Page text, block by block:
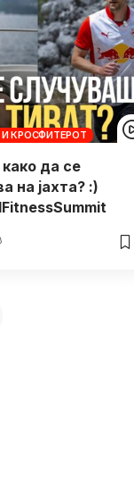
И КРОСФИТЕРОТ
како да се
на јахта? :)